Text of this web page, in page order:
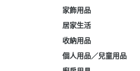
家飾用品
居家生活
收納用品
個人用品／兒童用品